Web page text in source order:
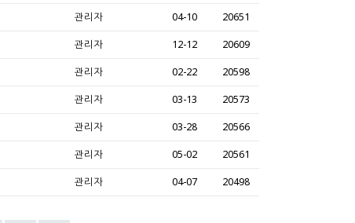
관리자 04-10 20651
관리자 12-12 20609
관리자 02-22 20598
관리자 03-13 20573
관리자 03-28 20566
관리자 05-02 20561
관리자 04-07 20498